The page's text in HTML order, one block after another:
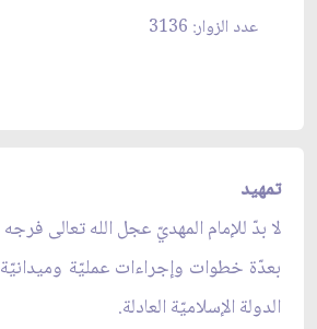
عدد الزوار: 3136
تمهيد
لا بدّ للإمام المهديّ عجل الله تعالى
بعدّة خطوات وإجراءات عمليّة
الدولة الإسلاميّة العادلة.